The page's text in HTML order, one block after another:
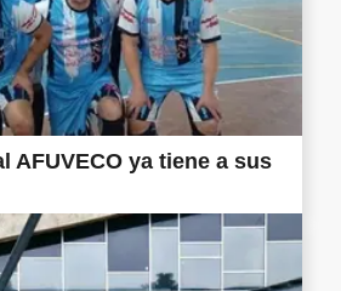
AFUVECO ya tiene a sus